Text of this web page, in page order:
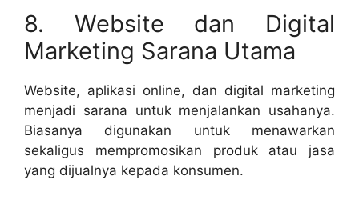
8. Website dan Digital
Marketing Sarana Utama
Website, aplikasi online, dan digital marketing
menjadi sarana untuk menjalankan usahanya.
Biasanya digunakan untuk menawarkan
sekaligus mempromosikan produk atau jasa
yang dijualnya kepada konsumen.